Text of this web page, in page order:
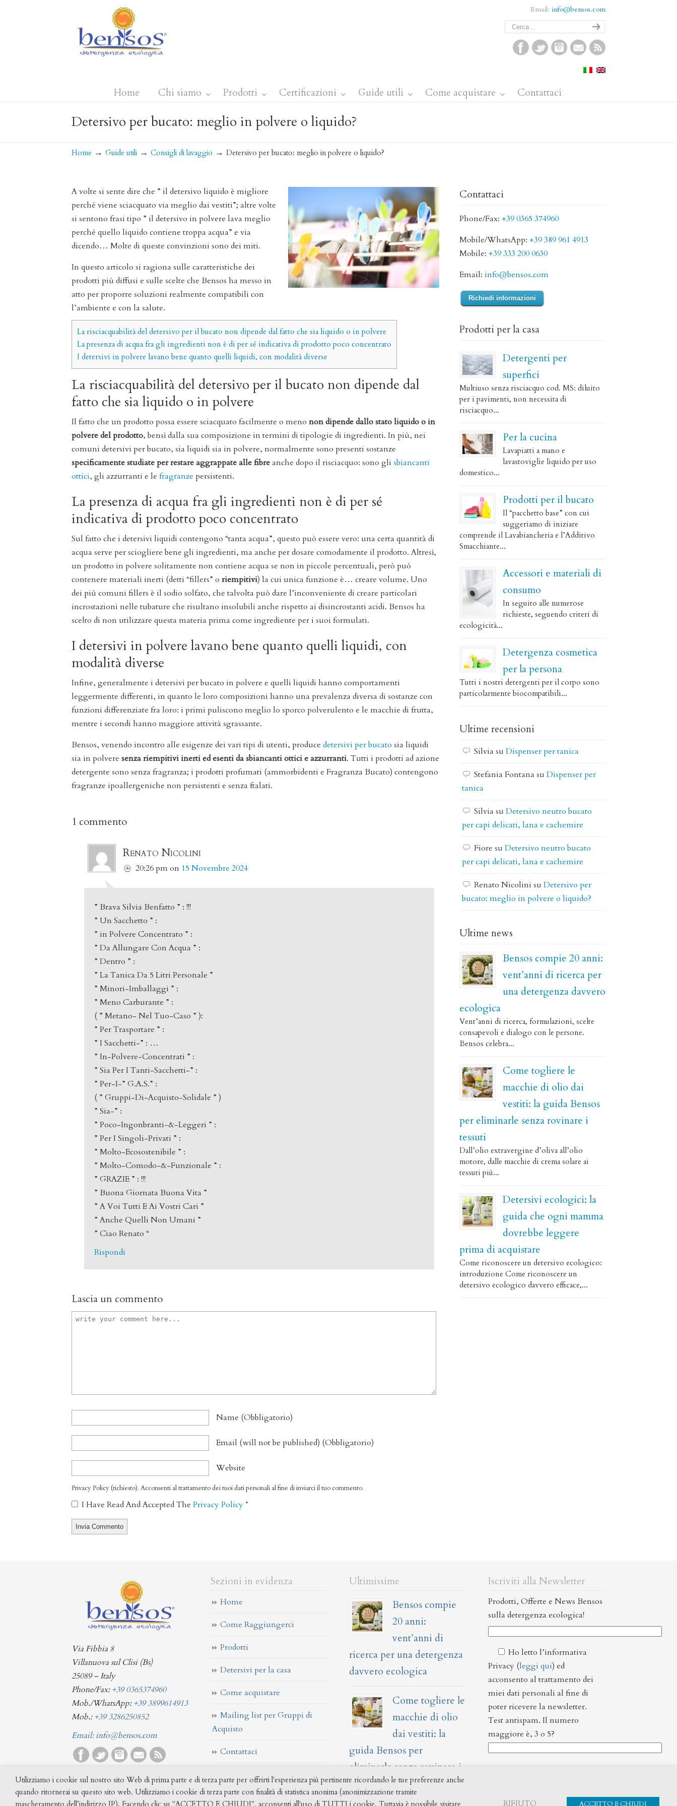
Email: info@bensos.com
Home Chi siamo Prodotti Certificazioni Guide utili Come acquistare Contattaci
Detersivo per bucato: meglio in polvere o liquido?
Home → Guide utili → Consigli di lavaggio → Detersivo per bucato: meglio in polvere o liquido?
A volte si sente dire che ” il detersivo liquido è migliore
perché viene sciacquato via meglio dai vestiti”; altre volte
si sentono frasi tipo ” il detersivo in polvere lava meglio
perché quello liquido contiene troppa acqua” e via
dicendo… Molte di queste convinzioni sono dei miti.
In questo articolo si ragiona sulle caratteristiche dei
prodotti più diffusi e sulle scelte che Bensos ha messo in
atto per proporre soluzioni realmente compatibili con
l’ambiente e con la salute.
La risciacquabilità del detersivo per il bucato non dipende dal fatto che sia liquido o in polvere
La presenza di acqua fra gli ingredienti non è di per sé indicativa di prodotto poco concentrato
I detersivi in polvere lavano bene quanto quelli liquidi, con modalità diverse
La risciacquabilità del detersivo per il bucato non dipende dal
fatto che sia liquido o in polvere
Il fatto che un prodotto possa essere sciacquato facilmente o meno non dipende dallo stato liquido o in
polvere del prodotto, bensì dalla sua composizione in termini di tipologie di ingredienti. In più, nei
comuni detersivi per bucato, sia liquidi sia in polvere, normalmente sono presenti sostanze
specificamente studiate per restare aggrappate alle fibreanche dopo il risciacquo: sono gli sbiancanti
ottici, gli azzurranti e le fragranze persistenti.
La presenza di acqua fra gli ingredienti non è di per sé
indicativa di prodotto poco concentrato
Sul fatto che i detersivi liquidi contengono “tanta acqua”, questo può essere vero: una certa quantità di
acqua serve per sciogliere bene gli ingredienti, ma anche per dosare comodamente il prodotto. Altresì,
un prodotto in polvere solitamente non contiene acqua se non in piccole percentuali, però può
contenere materiali inerti (detti “fillers” o riempitivi) la cui unica funzione è… creare volume. Uno
dei più comuni fillers è il sodio solfato, che talvolta può dare l’inconveniente di creare particolari
incrostazioni nelle tubature che risultano insolubili anche rispetto ai disincrostanti acidi. Bensos ha
scelto di non utilizzare questa materia prima come ingrediente per i suoi formulati.
I detersivi in polvere lavano bene quanto quelli liquidi, con
modalità diverse
Infine, generalmente i detersivi per bucato in polvere e quelli liquidi hanno comportamenti
leggermente differenti, in quanto le loro composizioni hanno una prevalenza diversa di sostanze con
funzioni differenziate fra loro: i primi puliscono meglio lo sporco polverulento e le macchie di frutta,
mentre i secondi hanno maggiore attività sgrassante.
Bensos, venendo incontro alle esigenze dei vari tipi di utenti, produce detersivi per bucato sia liquidi
sia in polvere senza riempitivi inerti edesenti da sbiancanti ottici e azzurranti. Tutti i prodotti ad azione
detergente sono senza fragranza; i prodotti profumati (ammorbidenti e Fragranza Bucato) contengono
fragranze ipoallergeniche non persistenti e senza ftalati.
1 commento
Renato Nicolini
20:26 pmon 15 Novembre 2024
” Brava Silvia Benfatto ” : !!!
” Un Sacchetto ” :
” in Polvere Concentrato ” :
” Da Allungare Con Acqua ” :
” Dentro ” :
” La Tanica Da 5 Litri Personale ”
” Minori-Imballaggi ” :
” Meno Carburante ” :
( ” Metano- Nel Tuo-Caso ” ):
” Per Trasportare ” :
” I Sacchetti-” : …
” In-Polvere-Concentrati ” :
” Sia Per I Tanti-Sacchetti-” :
” Per-I-” G.A.S.” :
( ” Gruppi-Di-Acquisto-Solidale ” )
” Sia-” :
” Poco-Ingonbranti-&-Leggeri ” :
” Per I Singoli-Privati ” :
” Molto-Ecosostenibile ” :
” Molto-Comodo-&-Funzionale ” :
” GRAZIE ” : !!!
” Buona Giornata Buona Vita ”
” A Voi Tutti E Ai Vostri Cari ”
” Anche Quelli Non Umani ”
” Ciao Renato “
Rispondi
Lascia un commento
Name (obbligatorio)
Email (will not be published) (obbligatorio)
Website
Privacy Policy (richiesto). Acconsenti al trattamento dei tuoi dati personali al fine di inviarci il tuo commento.
I Have Read And Accepted The Privacy Policy*
Contattaci
Phone/Fax: +39 0365 374960
Mobile/WhatsApp: +39 389 961 4913
Mobile: +39 333 200 0630
Email: info@bensos.com
Richiedi informazioni
Prodotti per la casa
Detergenti per
superfici
Multiuso senza risciacquo cod. MS: diluito
per i pavimenti, non necessita di
risciacquo...
Per la cucina
Lavapiatti a mano e
lavastoviglie liquido per uso
domestico...
Prodotti per il bucato
Il “pacchetto base” con cui
suggeriamo di iniziare
comprende il Lavabiancheria e l’Additivo
Smacchiante...
Accessori e materiali di
consumo
In seguito alle numerose
richieste, seguendo criteri di
ecologicità...
Detergenza cosmetica
per la persona
Tutti i nostri detergenti per il corpo sono
particolarmente biocompatibili...
Ultime recensioni
Silvia su Dispenser per tanica
Stefania Fontana su Dispenser per
tanica
Silvia su Detersivo neutro bucato
per capi delicati, lana e cachemire
Fiore su Detersivo neutro bucato
per capi delicati, lana e cachemire
Renato Nicolini su Detersivo per
bucato: meglio in polvere o liquido?
Ultime news
Bensos compie 20 anni:
vent’anni di ricerca per
una detergenza davvero
ecologica
Vent’anni di ricerca, formulazioni, scelte
consapevoli e dialogo con le persone.
Bensos celebra...
Come togliere le
macchie di olio dai
vestiti: la guida Bensos
per eliminarle senza rovinare i
tessuti
Dall’olio extravergine d’oliva all’olio
motore, dalle macchie di crema solare ai
tessuti più...
Detersivi ecologici: la
guida che ogni mamma
dovrebbe leggere
prima di acquistare
Come riconoscere un detersivo ecologico:
introduzione Come riconoscere un
detersivo ecologico davvero efficace,...
Via Fibbia 8
Villanuova sul Clisi (Bs)
25089 – Italy
Phone/Fax: +39 0365374960
Mob./WhatsApp: +39 3899614913
Mob.: +39 3286250852
Email:info@bensos.com
Sezioni in evidenza
Home
Come Raggiungerci
Prodotti
Detersivi per la casa
Come acquistare
Mailing list per Gruppi di
Acquisto
Contattaci
Ultimissime
Bensos compie
20 anni:
vent’anni di
ricerca per una detergenza
davvero ecologica
Come togliere le
macchie di olio
dai vestiti: la
guida Bensos per
eliminarle senza rovinare i
tessuti
Iscriviti alla Newsletter
Prodotti, Offerte e News Bensos
sulla detergenza ecologica!
Ho letto l’informativa
Privacy (leggi qui) ed
acconsento al trattamento dei
miei dati personali al fine di
poter ricevere la newsletter.
Test antispam. Il numero
maggiore è, 3 o 5?
Utilizziamo i cookie sul nostro sito Web di prima parte e di terza parte per offrirti l'esperienza più pertinente ricordando le tue preferenze anche
quando ritornerai su questo sito web. Utilizziamo i cookie di terza parte con finalità di statistica anonima (anonimizzazione tramite
mascheramento dell’indirizzo IP). Facendo clic su "ACCETTO E CHIUDI", acconsenti all'uso di TUTTI i cookie. Tuttavia è possibile visitare
RIFIUTO ACCETTO E CHIUDI